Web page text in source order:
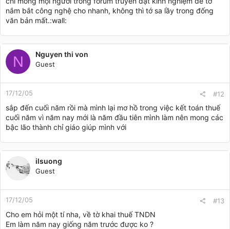
nắm bắt công nghệ cho nhanh, không thì tớ sa lầy trong đống
văn bản mất.:wall:
N Nguyen thi von
Guest
17/12/05 #12
sắp đến cuối năm rồi mà mình lại mơ hồ trong việc kết toán thuế
cuối năm vì năm nay mới là năm đầu tiên mình làm nên mong các
bậc lão thành chỉ giáo giúp mình với
ilsuong
Guest
17/12/05 #13
Cho em hỏi một tí nha, về tờ khai thuế TNDN
Em làm năm nay giống năm trước được ko ?